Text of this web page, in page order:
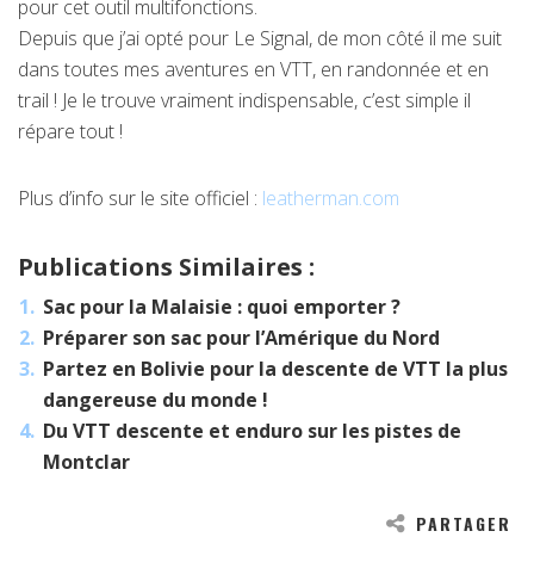
pour cet outil multifonctions.
Depuis que j’ai opté pour Le Signal, de mon côté il me suit
dans toutes mes aventures en VTT, en randonnée et en
trail ! Je le trouve vraiment indispensable, c’est simple il
répare tout !
Plus d’info sur le site officiel : leatherman.com
Publications Similaires :
Sac pour la Malaisie : quoi emporter ?
Préparer son sac pour l’Amérique du Nord
Partez en Bolivie pour la descente de VTT la plus
dangereuse du monde !
Du VTT descente et enduro sur les pistes de
Montclar
PARTAGER